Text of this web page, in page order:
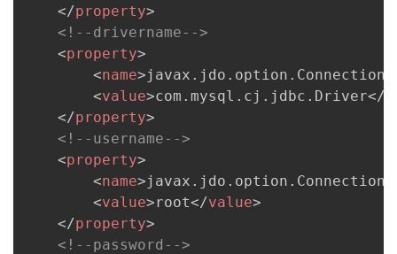
</property>
<!--drivername-->
<property>
<name>
<value>com.mysql.cj.jdbc.Driver</
</property>
<!--username-->
<property>
<name>
<value>root</value>
</property>
<!--password-->